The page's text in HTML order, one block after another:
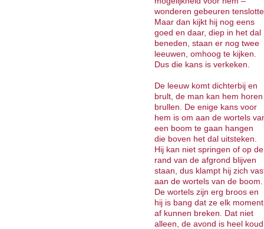
wonderen gebeuren
Maar dan kijkt hij nog eens
goed en daar, diep in het dal
beneden, staan er nog twee
leeuwen, omhoog te kijken.
Dus die kans is verkeken.
De leeuw komt dichterbij en
brult, de man kan hem horen
brullen. De enige kans voor
hem is om aan de wortels
een boom te gaan hangen
die boven het dal uitsteken.
Hij kan niet springen of op de
rand van de afgrond blijven
staan, dus klampt hij zich
aan de wortels van de boom.
De wortels zijn erg broos en
hij is bang dat ze elk moment
af kunnen breken. Dat niet
alleen, de avond is heel